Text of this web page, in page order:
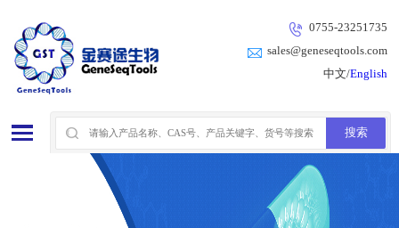
0755-23251735
sales@geneseqtools.com
中文/English